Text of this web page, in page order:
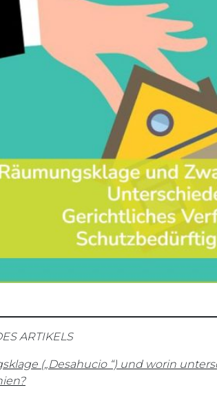
ARTIKELS
(„Desahucio “) und worin